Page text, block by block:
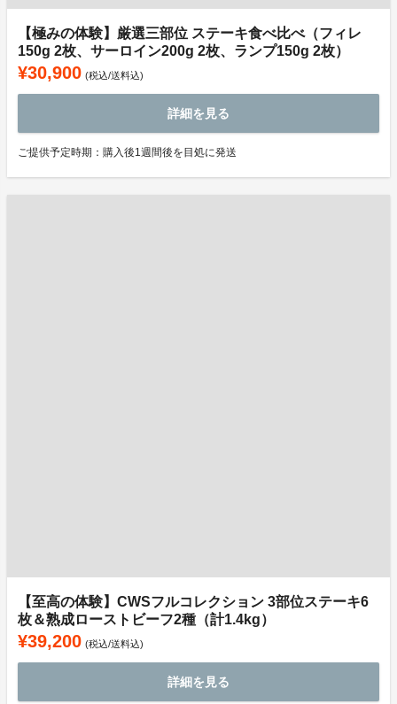
【極みの体験】厳選三部位 ステーキ食べ比べ（フィレ
150g 2枚、サーロイン200g 2枚、ランプ150g 2枚）
¥30,900 (税込/送料込)
詳細を見る
ご提供予定時期：購入後1週間後を目処に発送
【至高の体験】CWSフルコレクション 3部位ステーキ6
枚＆熟成ローストビーフ2種（計1.4kg）
¥39,200 (税込/送料込)
詳細を見る